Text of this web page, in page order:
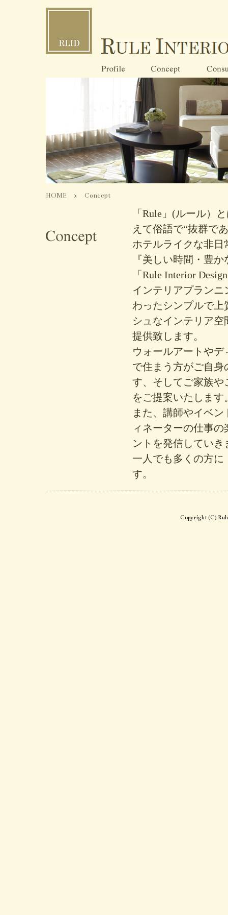
HOME > Concept
「Rule」(ルール）
えて俗語で“抜群で
ホテルライクな非日
『美しい時間・豊
「Rule Interior
インテリアプラン
わったシンプルで
シュなインテリア空
提供致します。
ウォールアートや
で住まう方がご自
す、そしてご家族や
をご提案いたします
また、講師やイベ
ィネーターの仕事
ントを発信していき
一人でも多くの方に
す。
Copyright (C)